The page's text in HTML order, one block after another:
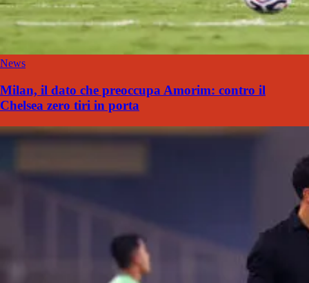
News
Milan, il dato che preoccupa Amorim: contro il
Chelsea zero tiri in porta